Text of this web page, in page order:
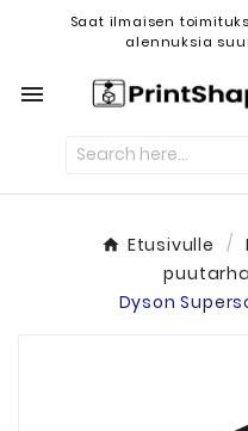
Saat ilmaisen
alennuksia

Etusivulle
puutarha
Dyson